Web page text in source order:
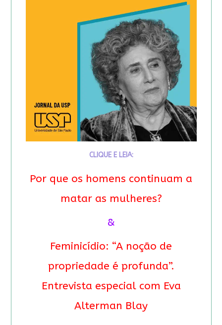
CLIQUE E LEIA:
Por que os homens continuam a
matar as mulheres?
&
Feminicídio: “A noção de
propriedade é profunda”.
Entrevista especial com Eva
Alterman Blay